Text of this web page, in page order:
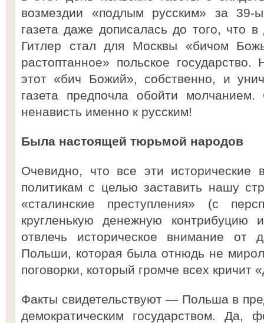
возмездии «подлым русским» за 39-
газета даже дописалась до того, что
Гитлер стал для Москвы «бичом
растоптанное» польское
этот «бич Божий», собственно, и
газета предпочла обойти
ненависть именно к русским!
Была настоящей тюрьмой народов
Очевидно, что все эти исторические
политикам с целью заставить нашу
«сталинские преступления» (с
кругленькую денежную
отвлечь историческое внимание от
Польши, которая была отнюдь не
поговорки, который громче всех кричит
Факты свидетельствуют — Польша в
демократическим государством. Да,